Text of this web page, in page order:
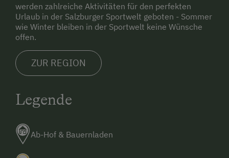
werden zahlreiche Aktivitäten für den perfekten
Urlaub in der Salzburger Sportwelt geboten - Sommer
wie Winter bleiben in der Sportwelt keine Wünsche
offen.
ZUR REGION
Legende
Ab-Hof & Bauernladen